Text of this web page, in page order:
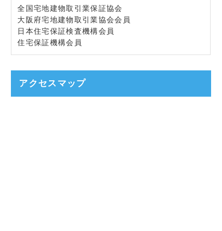
全国宅地建物取引業保証協会
大阪府宅地建物取引業協会会員
日本住宅保証検査機構会員
住宅保証機構会員
アクセスマップ